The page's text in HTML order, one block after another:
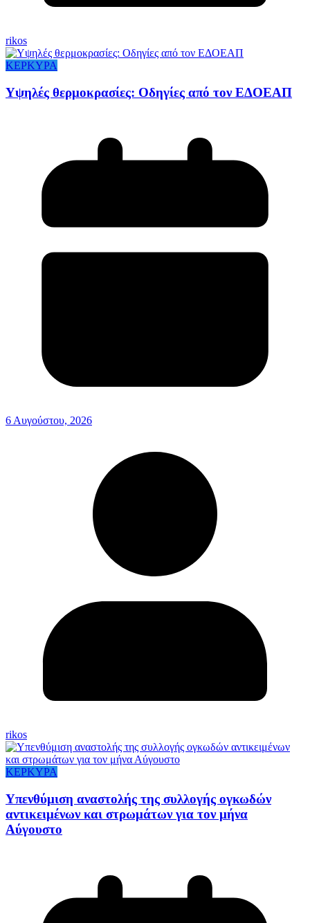
rikos
ΚΕΡΚΥΡΑ
Υψηλές θερμοκρασίες: Οδηγίες από τον ΕΔΟΕΑΠ
6 Αυγούστου, 2026
rikos
ΚΕΡΚΥΡΑ
Υπενθύμιση αναστολής της συλλογής ογκωδών
αντικειμένων και στρωμάτων για τον μήνα
Αύγουστο